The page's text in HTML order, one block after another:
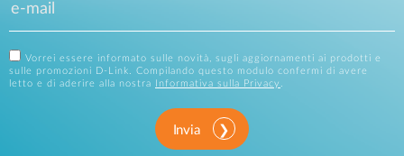
Vorrei essere informato sulle novità, sugli aggiornamenti ai prodotti e
sulle promozioni D-Link. Compilando questo modulo confermi di avere
letto e di aderire alla nostra
Informativa sulla Privacy .
Invia